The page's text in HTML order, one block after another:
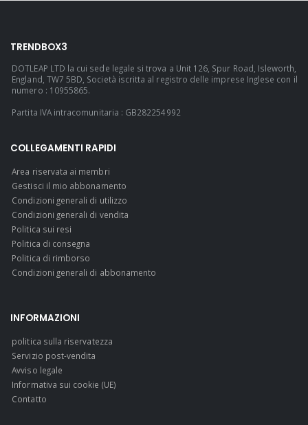
TRENDBOX3
DOTLEAP LTD la cui sede legale si trova a Unit 126, Spur Road, Isleworth,
England, TW7 5BD, Società iscritta al registro delle imprese Inglese con il
numero : 10955865.
Partita IVA intracomunitaria : GB282254992
COLLEGAMENTI RAPIDI
Area riservata ai membri
Gestisci il mio abbonamento
Condizioni generali di utilizzo
Condizioni generali di vendita
Politica sui resi
Politica di consegna
Politica di rimborso
Condizioni generali di abbonamento
INFORMAZIONI
politica sulla riservatezza
Servizio post-vendita
Avviso legale
Informativa sui cookie (UE)
Contatto